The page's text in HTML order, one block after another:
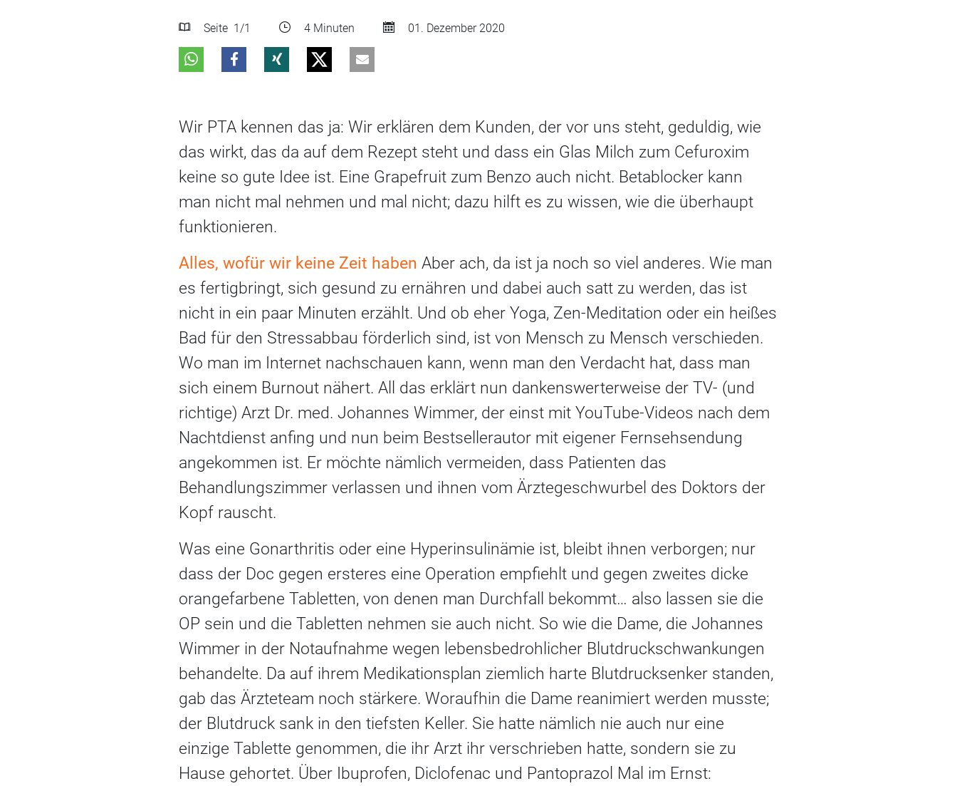
Seite 1 /1 4 Minuten 01. Dezember 2020
Wir PTA kennen das ja: Wir erklären dem Kunden, der vor uns steht, geduldig, wie
das wirkt, das da auf dem Rezept steht und dass ein Glas Milch zum Cefuroxim
keine so gute Idee ist. Eine Grapefruit zum Benzo auch nicht. Betablocker kann
man nicht mal nehmen und mal nicht; dazu hilft es zu wissen, wie die überhaupt
funktionieren.
Alles, wofür wir keine Zeit haben Aber ach, da ist ja noch so viel anderes. Wie man
es fertigbringt, sich gesund zu ernähren und dabei auch satt zu werden, das ist
nicht in ein paar Minuten erzählt. Und ob eher Yoga, Zen-Meditation oder ein heißes
Bad für den Stressabbau förderlich sind, ist von Mensch zu Mensch verschieden.
Wo man im Internet nachschauen kann, wenn man den Verdacht hat, dass man
sich einem Burnout nähert. All das erklärt nun dankenswerterweise der TV- (und
richtige) Arzt Dr. med. Johannes Wimmer, der einst mit YouTube-Videos nach dem
Nachtdienst anfing und nun beim Bestsellerautor mit eigener Fernsehsendung
angekommen ist. Er möchte nämlich vermeiden, dass Patienten das
Behandlungszimmer verlassen und ihnen vom Ärztegeschwurbel des Doktors der
Kopf rauscht.
Was eine Gonarthritis oder eine Hyperinsulinämie ist, bleibt ihnen verborgen; nur
dass der Doc gegen ersteres eine Operation empfiehlt und gegen zweites dicke
orangefarbene Tabletten, von denen man Durchfall bekommt… also lassen sie die
OP sein und die Tabletten nehmen sie auch nicht. So wie die Dame, die Johannes
Wimmer in der Notaufnahme wegen lebensbedrohlicher Blutdruckschwankungen
behandelte. Da auf ihrem Medikationsplan ziemlich harte Blutdrucksenker standen,
gab das Ärzteteam noch stärkere. Woraufhin die Dame reanimiert werden musste;
der Blutdruck sank in den tiefsten Keller. Sie hatte nämlich nie auch nur eine
einzige Tablette genommen, die ihr Arzt ihr verschrieben hatte, sondern sie zu
Hause gehortet. Über Ibuprofen, Diclofenac und Pantoprazol Mal im Ernst: